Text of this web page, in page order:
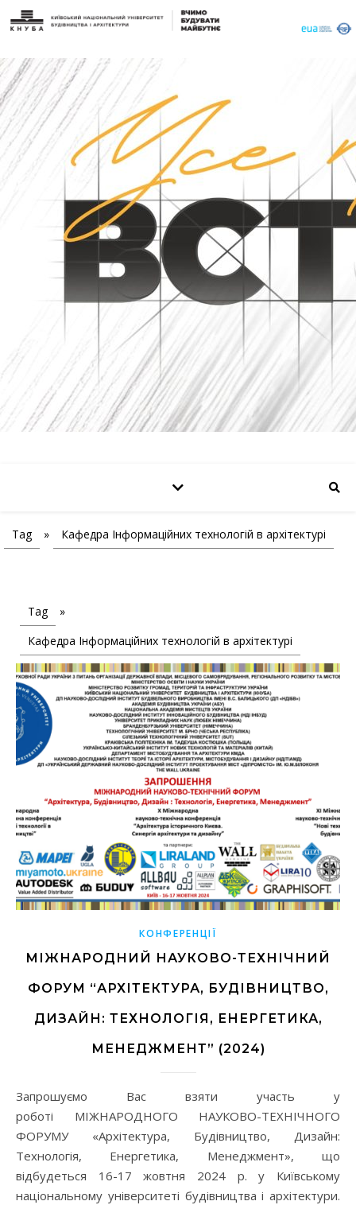
Tag » Кафедра Інформаційних технологій в архітектурі
Tag
»
Кафедра Інформаційних технологій в архітектурі
КОНФЕРЕНЦІЇ
МІЖНАРОДНИЙ НАУКОВО-ТЕХНІЧНИЙ
ФОРУМ “АРХІТЕКТУРА, БУДІВНИЦТВО,
ДИЗАЙН: ТЕХНОЛОГІЯ, ЕНЕРГЕТИКА,
МЕНЕДЖМЕНТ” (2024)
Запрошуємо Вас взяти участь у
роботі МІЖНАРОДНОГО НАУКОВО-ТЕХНІЧНОГО
ФОРУМУ «Архітектура, Будівництво, Дизайн:
Технологія, Енергетика, Менеджмент», що
відбудеться 16-17 жовтня 2024 р. у Київському
національному університеті будівництва і архітектури.